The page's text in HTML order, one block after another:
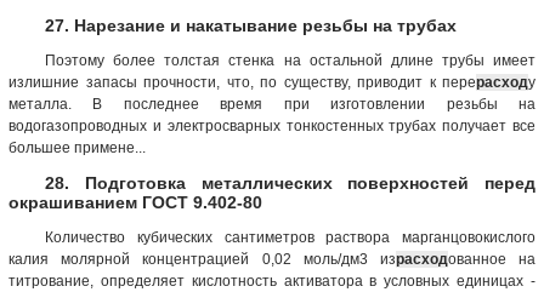
27. Нарезание и накатывание резьбы на трубах
Поэтому более толстая стенка на остальной длине трубы имеет
излишние запасы прочности, что, по существу, приводит к перерасходу
металла. В последнее время при изготовлении резьбы на
водогазопроводных и электросварных тонкостенных трубах получает все
большее примене...
28. Подготовка металлических поверхностей перед
окрашиванием ГОСТ 9.402-80
Количество кубических сантиметров раствора марганцовокислого
калия молярной концентрацией 0,02 моль/дм3 израсходованное на
титрование, определяет кислотность активатора в условных единицах -